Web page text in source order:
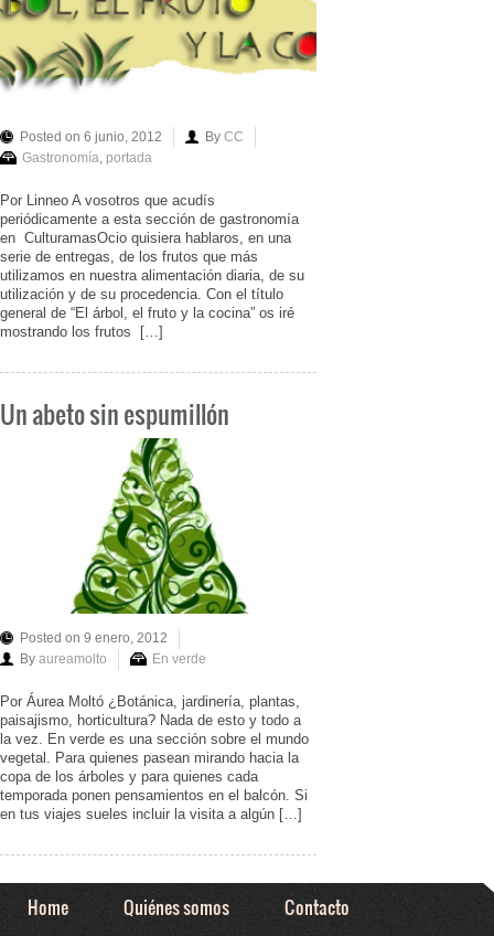
Posted on 6 junio, 2012 By CC
Gastronomía portada
Por Linneo A vosotros que acudís
periódicamente a esta sección de gastronomía
en CulturamasOcio quisiera hablaros, en una
serie de entregas, de los frutos que más
utilizamos en nuestra alimentación diaria, de su
utilización y de su procedencia. Con el título
general de “El árbol, el fruto y la cocina” os iré
mostrando los frutos […]
Un abeto sin espumillón
Posted on 9 enero, 2012
By aureamolto En verde
Por Áurea Moltó ¿Botánica, jardinería, plantas,
paisajismo, horticultura? Nada de esto y todo a
la vez. En verde es una sección sobre el mundo
vegetal. Para quienes pasean mirando hacia la
copa de los árboles y para quienes cada
temporada ponen pensamientos en el balcón. Si
en tus viajes sueles incluir la visita a algún […]
Home Quiénes somos Contacto